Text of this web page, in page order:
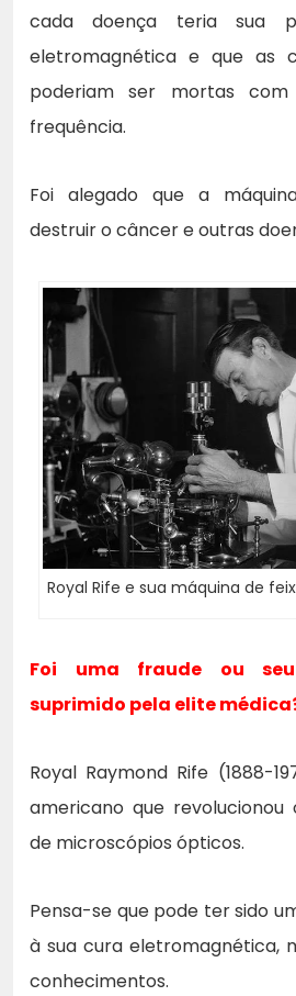
cada doença teria sua
eletromagnética e que as
poderiam ser mortas
frequência.
Foi alegado que a
destruir o câncer e outras
Royal Rife e sua máquina de
Foi uma fraude ou
suprimido pela elite
Royal Raymond Rife (1888-
americano que revolucionou
de microscópios ópticos.
Pensa-se que pode ter sido
à sua cura eletromagnética,
conhecimentos.